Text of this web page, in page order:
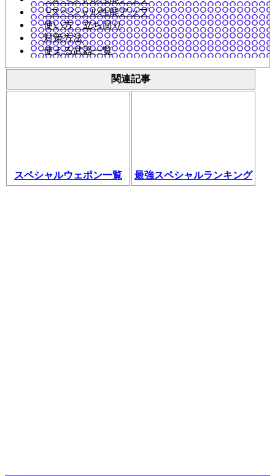
└スペシャル性能アップ
使い方・立ち回り
対策方法
使える武器一覧
関連記事
スペシャルウェポン一覧 最強スペシャルランキング